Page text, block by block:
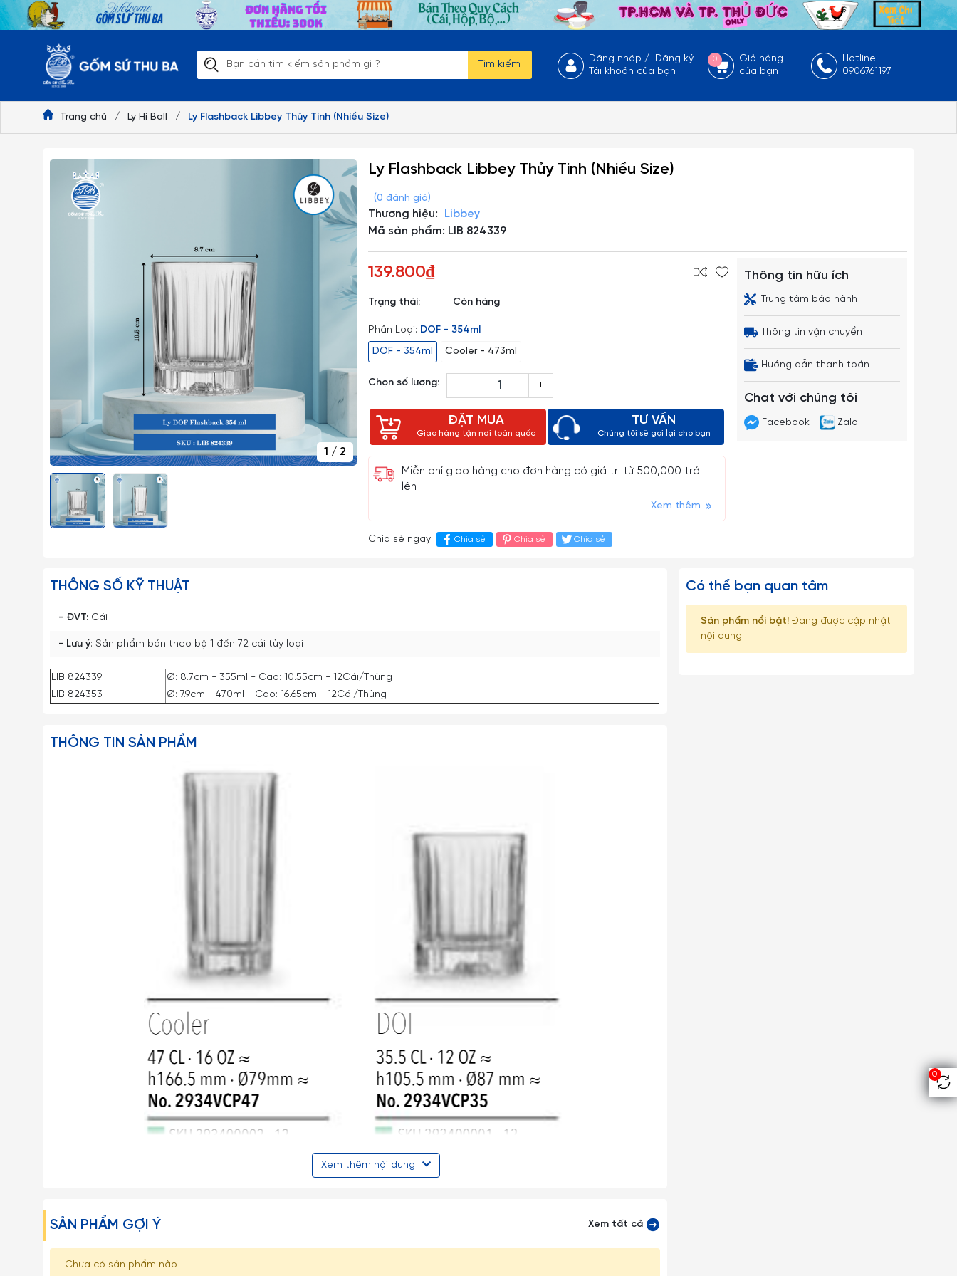
Tìm kiếm
Đăng nhập /Đăng ký
Tài khoản của bạn
0
Giỏ hàng
của bạn
Hotline
0906761197
0
Trang chủ / Ly Hi Ball / Ly Flashback Libbey Thủy Tinh (Nhiều Size)
1 / 2
Ly Flashback Libbey Thủy Tinh (Nhiều Size)
(0 đánh giá)
Thương hiệu:
Libbey
Mã sản phẩm: LIB 824339
139.800₫
Trạng thái: Còn hàng
Phân Loại: DOF - 354ml
DOF - 354ml
Cooler - 473ml
Chọn số lượng: – +
ĐẶT MUA
Giao hàng tận nơi toàn quốc
TƯ VẤN
Chúng tôi sẽ gọi lại cho bạn
Miễn phí giao hàng cho đơn hàng có giá trị từ 500,000 trở
lên
Xem thêm
Chia sẻ ngay: Chia sẻ Chia sẻ Chia sẻ
Thông tin hữu ích
Trung tâm bảo hành
Thông tin vận chuyển
Hướng dẫn thanh toán
Chat với chúng tôi
Facebook Zalo
THÔNG SỐ KỸ THUẬT
- ĐVT: Cái
- Lưu ý: Sản phẩm bán theo bộ 1 đến 72 cái tùy loại
LIB 824339
Ø: 8.7cm - 355ml - Cao: 10.55cm - 12Cái/Thùng
LIB 824353
Ø: 7.9cm - 470ml - Cao: 16.65cm - 12Cái/Thùng
THÔNG TIN SẢN PHẨM
được thành lập từ năm 1818 với các dòng sản phẩm phong phú, chất lượng cao được biết đến rộng rãi trên toàn thế giới.
- Hiện nay Libbey có tổng cộng 6 nhà máy ở Mỹ, Mexico, Hà Lan, Bồ Đào Nha và Trung Quốc (2 nhà máy).
Xem thêm nội dung
SẢN PHẨM GỢI Ý Xem tất cả
Chưa có sản phẩm nào
Có thể bạn quan tâm
Sản phẩm nổi bật!Đang được cập nhật
nội dung.